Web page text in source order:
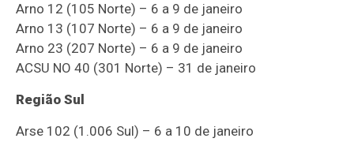
Arno 12 (105 Norte) – 6 a 9 de janeiro
Arno 13 (107 Norte) – 6 a 9 de janeiro
Arno 23 (207 Norte) – 6 a 9 de janeiro
ACSU NO 40 (301 Norte) – 31 de janeiro
Região Sul
Arse 102 (1.006 Sul) – 6 a 10 de janeiro